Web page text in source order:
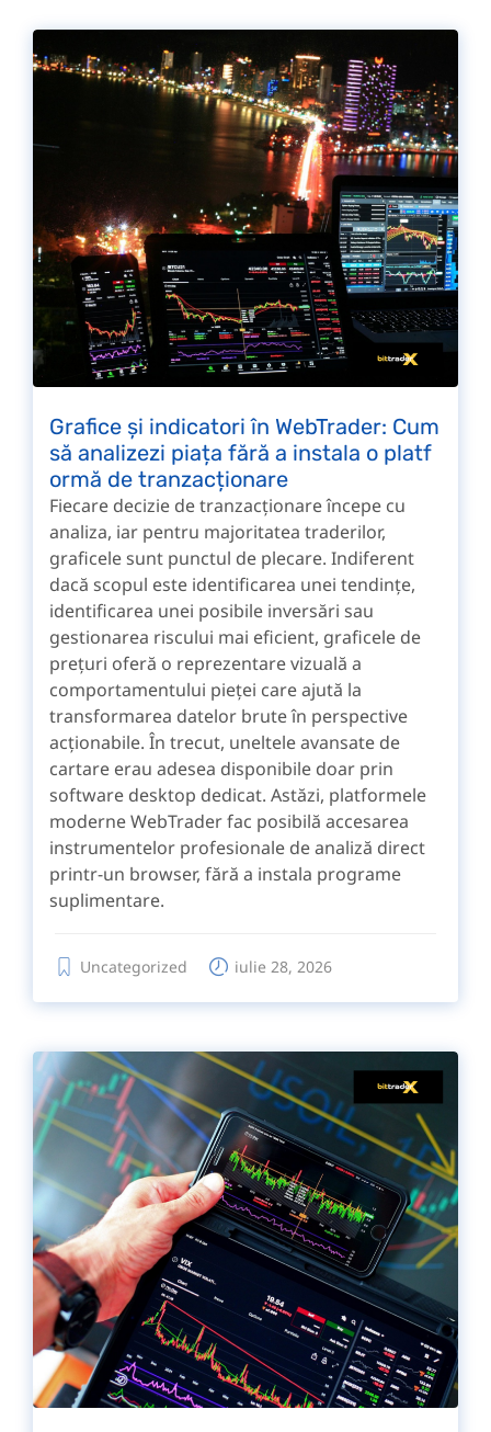
Grafice și indicatori în WebTrader: Cum
să analizezi piața fără a instala o platf
ormă de tranzacționare
Fiecare decizie de tranzacționare începe cu
analiza, iar pentru majoritatea traderilor,
graficele sunt punctul de plecare. Indiferent
dacă scopul este identificarea unei tendințe,
identificarea unei posibile inversări sau
gestionarea riscului mai eficient, graficele de
prețuri oferă o reprezentare vizuală a
comportamentului pieței care ajută la
transformarea datelor brute în perspective
acționabile. În trecut, uneltele avansate de
cartare erau adesea disponibile doar prin
software desktop dedicat. Astăzi, platformele
moderne WebTrader fac posibilă accesarea
instrumentelor profesionale de analiză direct
printr-un browser, fără a instala programe
suplimentare.
Uncategorized iulie 28, 2026